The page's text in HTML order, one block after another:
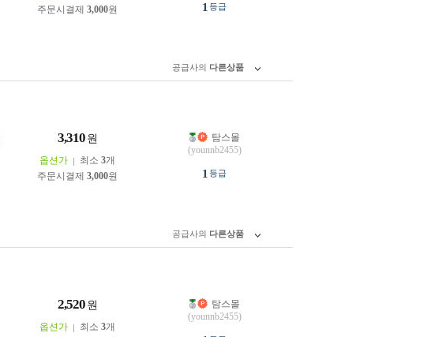
주문시결제 3,000원 1 등급
공급사의 다른상품
3,310 원
옵션가 최소 3개
주문시결제 3,000원
탐스몰
(younnb2455)
1 등급
공급사의 다른상품
2,520 원
옵션가 최소 3개
탐스몰
(younnb2455)